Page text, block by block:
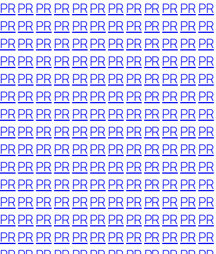
PRPR PR PR PRPR PR PR PR PR PR PR
PRPR PR PR PRPR PR PR PR PR PR PR
PRPR PR PR PRPR PR PR PR PR PR PR
PRPR PR PR PRPR PR PR PR PR PR PR
PRPR PR PR PRPR PR PR PR PR PR PR
PRPR PR PR PRPR PR PR PR PR PR PR
PRPR PR PR PRPR PR PR PR PR PR PR
PRPR PR PR PRPR PR PR PR PR PR PR
PRPR PR PR PRPR PR PR PR PR PR PR
PRPR PR PR PRPR PR PR PR PR PR PR
PRPR PR PR PRPR PR PR PR PR PR PR
PRPR PR PR PRPR PR PR PR PR PR PR
PRPR PR PR PRPR PR PR PR PR PR PR
PRPR PR PR PRPR PR PR PR PR PR PR